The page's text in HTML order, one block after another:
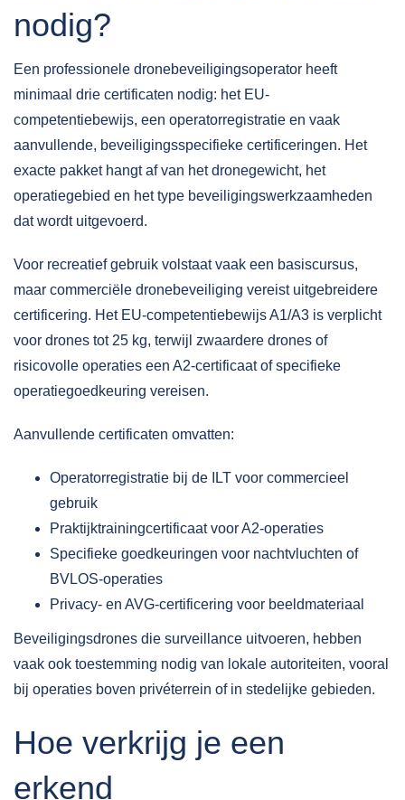
nodig?
Een professionele dronebeveiligingsoperator heeft
minimaal drie certificaten nodig: het EU-
competentiebewijs, een operatorregistratie en vaak
aanvullende, beveiligingsspecifieke certificeringen. Het
exacte pakket hangt af van het dronegewicht, het
operatiegebied en het type beveiligingswerkzaamheden
dat wordt uitgevoerd.
Voor recreatief gebruik volstaat vaak een basiscursus,
maar commerciële dronebeveiliging vereist uitgebreidere
certificering. Het EU-competentiebewijs A1/A3 is verplicht
voor drones tot 25 kg, terwijl zwaardere drones of
risicovolle operaties een A2-certificaat of specifieke
operatiegoedkeuring vereisen.
Aanvullende certificaten omvatten:
Operatorregistratie bij de ILT voor commercieel
gebruik
Praktijktrainingcertificaat voor A2-operaties
Specifieke goedkeuringen voor nachtvluchten of
BVLOS-operaties
Privacy- en AVG-certificering voor beeldmateriaal
Beveiligingsdrones die surveillance uitvoeren, hebben
vaak ook toestemming nodig van lokale autoriteiten, vooral
bij operaties boven privéterrein of in stedelijke gebieden.
Hoe verkrijg je een
erkend